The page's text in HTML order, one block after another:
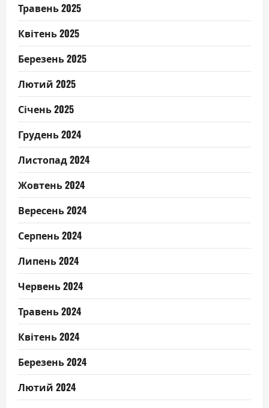
Травень 2025
Квітень 2025
Березень 2025
Лютий 2025
Січень 2025
Грудень 2024
Листопад 2024
Жовтень 2024
Вересень 2024
Серпень 2024
Липень 2024
Червень 2024
Травень 2024
Квітень 2024
Березень 2024
Лютий 2024